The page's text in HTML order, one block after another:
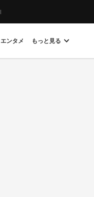
エンタメ もっと見る